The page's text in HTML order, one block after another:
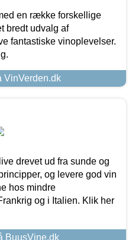
en række forskellige
bredt udvalg af
fantastiske vinoplevelser.
VinVerden.dk
drevet ud fra sunde og
og levere god vin
hos mindre
og i Italien. Klik her
BuusVine.dk